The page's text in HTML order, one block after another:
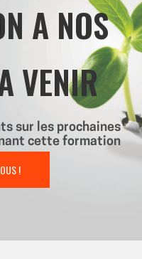
A NOS
VENIR
sur les prochaines
cette formation
!